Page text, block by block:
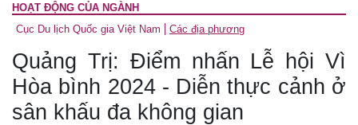
HOẠT ĐỘNG CỦA NGÀNH
Cục Du lịch Quốc gia Việt Nam
Các địa phương
Quảng Trị: Điểm nhấn Lễ hội Vì
Hòa bình 2024 - Diễn thực cảnh ở
sân khấu đa không gian